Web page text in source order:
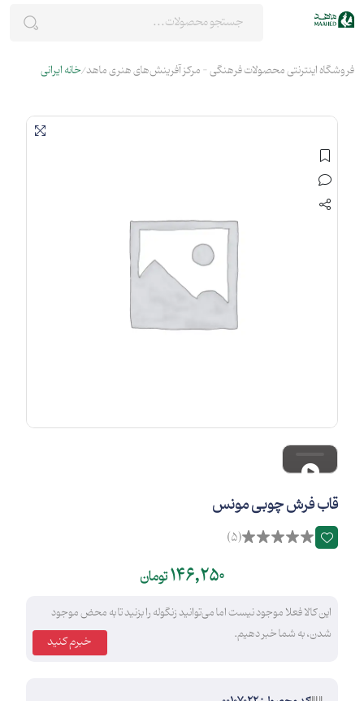
فروشگاه اینترنتی محصولات فرهنگی - مرکز آفرینش‌های هنری ماهد خانه ایرانی
قاب فرش چوبی مونس
(5)
146,250تومان
این کالا فعلا موجود نیست اما می‌توانید زنگوله را بزنید تا به محض موجود
شدن، به شما خبر دهیم.